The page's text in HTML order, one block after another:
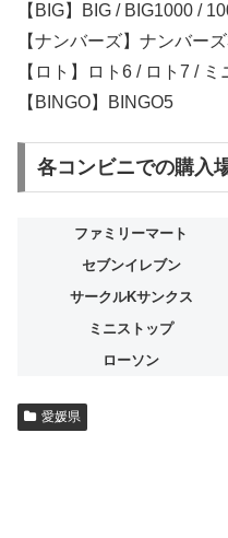
【BIG】BIG / BIG1000 /
【ナンバーズ】ナンバー
【ロト】ロト6 / ロト7 / ミ
【BINGO】BINGO5
各コンビニでの購入
ファミリーマート
セブンイレブン
サークルKサンクス
ミニストップ
ローソン
愛媛県